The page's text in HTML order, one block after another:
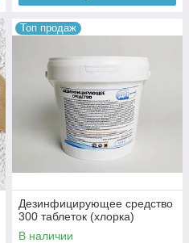
Топ продаж
Дезинфицирующее средство
300 таблеток (хлорка)
В наличии